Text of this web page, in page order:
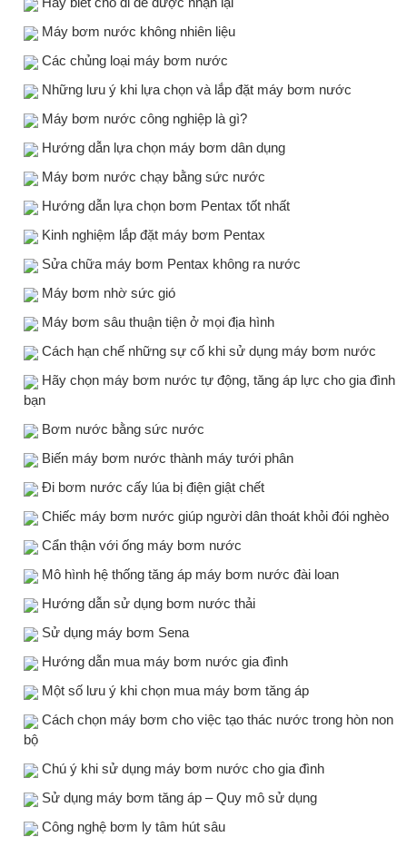
Máy bơm nước không nhiên liệu
Các chủng loại máy bơm nước
Những lưu ý khi lựa chọn và lắp đặt máy bơm nước
Máy bơm nước công nghiệp là gì?
Hướng dẫn lựa chọn máy bơm dân dụng
Máy bơm nước chạy bằng sức nước
Hướng dẫn lựa chọn bơm Pentax tốt nhất
Kinh nghiệm lắp đặt máy bơm Pentax
Sửa chữa máy bơm Pentax không ra nước
Máy bơm nhờ sức gió
Máy bơm sâu thuận tiện ở mọi địa hình
Cách hạn chế những sự cố khi sử dụng máy bơm nước
Hãy chọn máy bơm nước tự động, tăng áp lực cho gia đình
bạn
Bơm nước bằng sức nước
Biến máy bơm nước thành máy tưới phân
Đi bơm nước cấy lúa bị điện giật chết
Chiếc máy bơm nước giúp người dân thoát khỏi đói nghèo
Cẩn thận với ống máy bơm nước
Mô hình hệ thống tăng áp máy bơm nước đài loan
Hướng dẫn sử dụng bơm nước thải
Sử dụng máy bơm Sena
Hướng dẫn mua máy bơm nước gia đình
Một số lưu ý khi chọn mua máy bơm tăng áp
Cách chọn máy bơm cho việc tạo thác nước trong hòn non
bộ
Chú ý khi sử dụng máy bơm nước cho gia đình
Sử dụng máy bơm tăng áp – Quy mô sử dụng
Công nghệ bơm ly tâm hút sâu